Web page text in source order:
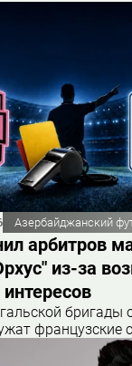
Азербайджанский
арбитров
из-за
бригады
французские